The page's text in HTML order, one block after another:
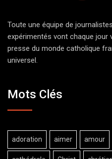
Toute une équipe de
expérimentés vont chaque jour
presse du monde catholique
universel.
Mots Clés
adoration aimer amour